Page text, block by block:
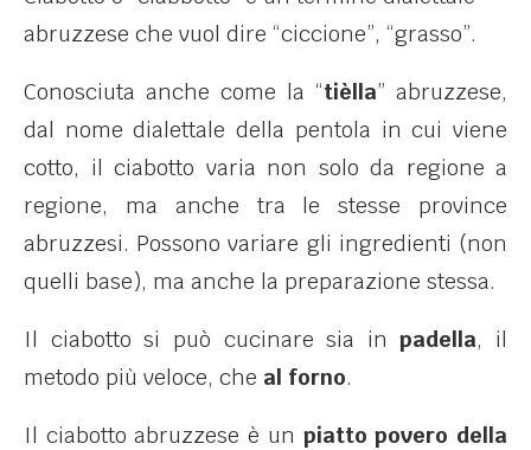
abruzzese che vuol dire “ciccione”, “grasso”.
Conosciuta anche come la “tièlla” abruzzese,
dal nome dialettale della pentola in cui viene
cotto, il ciabotto varia non solo da regione a
regione, ma anche tra le stesse province
abruzzesi. Possono variare gli ingredienti (non
quelli base), ma anche la preparazione stessa.
Il ciabotto si può cucinare sia inpadella, il
metodo più veloce, che al forno.
Il ciabotto abruzzese è un piatto povero della